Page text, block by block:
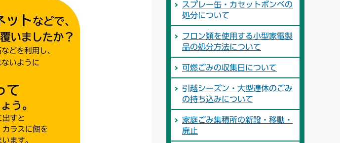
スプレー缶・カセットボンベの
処分について
フロン類を使用する小型家電製
品の処分方法について
可燃ごみの収集日について
引越シーズン・大型連休のごみ
の持ち込みについて
家庭ごみ集積所の新設・移動・
廃止